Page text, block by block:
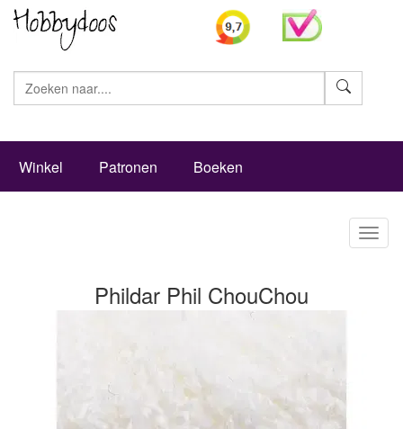
Winkel Patronen Boeken
Phildar Phil ChouChou